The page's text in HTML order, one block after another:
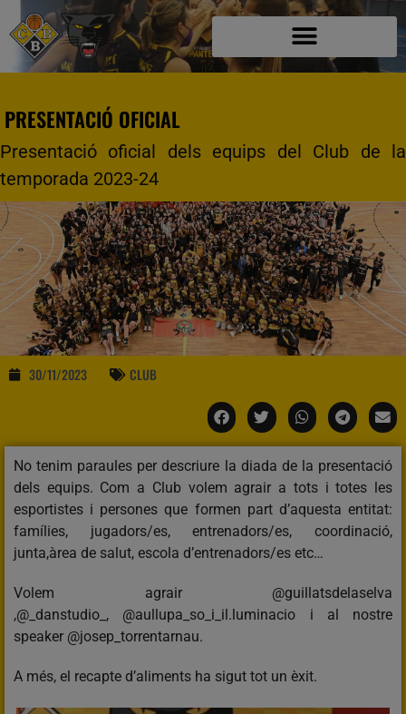
PRESENTACIÓ OFICIAL
Presentació oficial dels equips del Club de la
temporada 2023-24
30/11/2023 CLUB
No tenim paraules per descriure la diada de la presentació
dels equips. Com a Club volem agrair a tots i totes les
esportistes i persones que formen part d’aquesta entitat:
famílies, jugadors/es, entrenadors/es, coordinació,
junta,àrea de salut, escola d’entrenadors/es etc…
Volem agrair @guillatsdelaselva
,@_danstudio_, @aullupa_so_i_il.luminacio i al nostre
speaker @josep_torrentarnau.
A més, el recapte d’aliments ha sigut tot un èxit.